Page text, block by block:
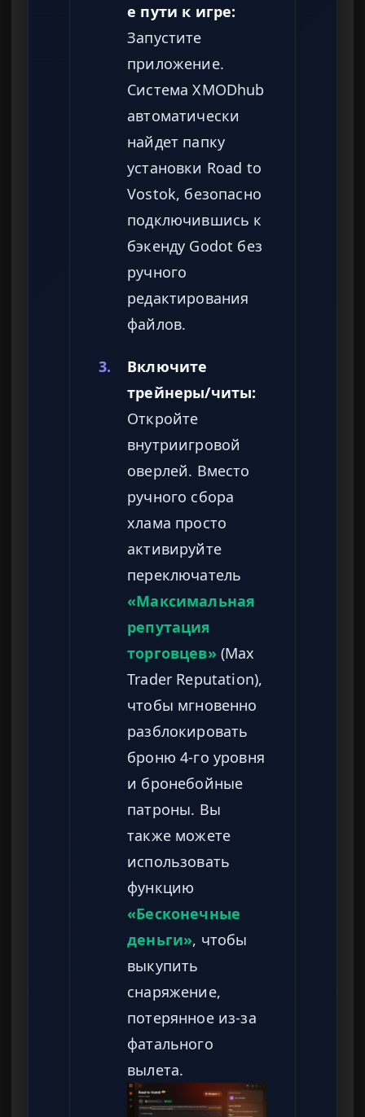
е пути к игре:
Запустите
приложение.
Система XMODhub
автоматически
найдет папку
установки Road to
Vostok, безопасно
подключившись к
бэкенду Godot без
ручного
редактирования
файлов.
3.
Включите
трейнеры/читы:
Откройте
внутриигровой
оверлей. Вместо
ручного сбора
хлама просто
активируйте
переключатель
«Максимальная
репутация
торговцев» (Max
Trader Reputation),
чтобы мгновенно
разблокировать
броню 4-го уровня
и бронебойные
патроны. Вы
также можете
использовать
функцию
«Бесконечные
деньги», чтобы
выкупить
снаряжение,
потерянное из-за
фатального
вылета.